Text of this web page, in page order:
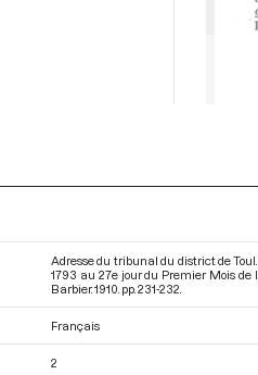
Adresse du tribunal du district de
1793 au 27e jour du Premier Mois de
Barbier. 1910. pp. 231-232.
Français
2